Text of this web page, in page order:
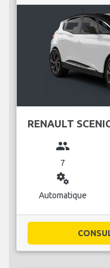
RENAULT
group
7
miscellaneous_services
Automatique